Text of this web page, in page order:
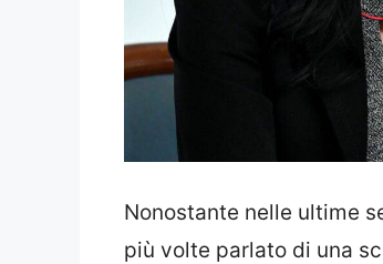
Nonostante nelle ultime
più volte parlato di una